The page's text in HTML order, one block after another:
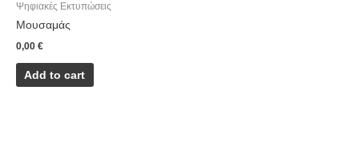
Ψηφιακές Εκτυπώσεις
Μουσαμάς
0,00 €
Add to cart